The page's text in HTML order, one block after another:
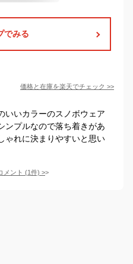
でみる
価格と在庫を楽天でチェック >>
いいカラーのスノボウェア
ンプルなので落ち着きがあ
ゃれに決まりやすいと思い
メント (1件) >